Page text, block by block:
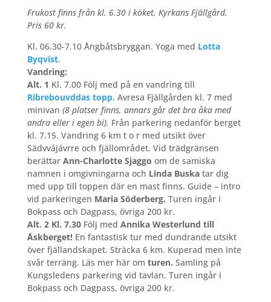
Frukost finns från kl. 6.30 i köket, Kyrkans Fjällgård.
Pris 60 kr.
Kl. 06.30-7.10 Ångbåtsbryggan. Yoga med Lotta
Byqvist.
Vandring:
Alt. 1 Kl. 7.00 Följ med på en vandring till
Ribrebouvddas topp. Avresa Fjällgården kl. 7 med
minivan (8 platser finns, annars går det bra åka med
andra eller i egen bi). Från parkering nedanför berget
kl. 7.15. Vandring 6 km t o r med utsikt över
Sädvvájávrre och fjällområdet. Vid trädgränsen
berättar Ann-Charlotte Sjaggo om de samiska
namnen i omgivningarna och Linda Buskatar dig
med upp till toppen där en mast finns. Guide – intro
vid parkeringen Maria Söderberg. Turen ingår i
Bokpass och Dagpass, övriga 200 kr.
Alt. 2 Kl. 7.30 Följ med Annika Westerlund till
Åskberget! En fantastisk tur med dundrande utsikt
över fjällandskapet. Sträcka 6 km. Kuperad men inte
svår terräng. Läs mer här om turen. Samling på
Kungsledens parkering vid tavlan. Turen ingår i
Bokpass och Dagpass, övriga 200 kr.